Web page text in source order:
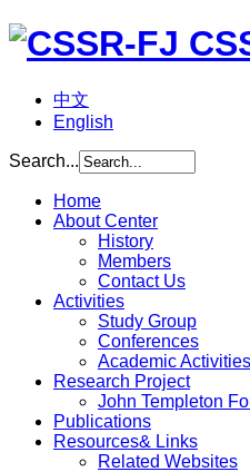
中文
English
Search...
Home
About Center
History
Members
Contact Us
Activities
Study Group
Conferences
Academic Activities
Research Project
John Templeton
Publications
Resources& Links
Related Websites